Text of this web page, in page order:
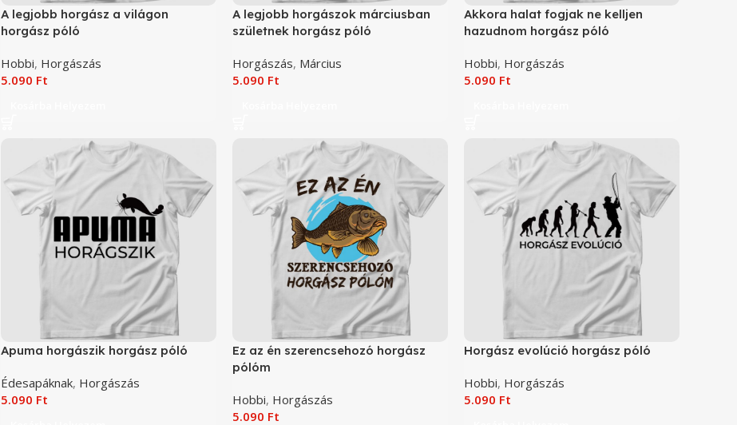
A legjobb horgász a világon
horgász póló
Hobbi, Horgászás
5.090 Ft
A legjobb horgászok márciusban
születnek horgász póló
Horgászás, Március
5.090 Ft
Akkora halat fogjak ne kelljen
hazudnom horgász póló
Hobbi, Horgászás
5.090 Ft
Apuma horgászik horgász póló
Édesapáknak, Horgászás
5.090 Ft
Ez az én szerencsehozó horgász
pólóm
Hobbi, Horgászás
5.090 Ft
Horgász evolúció horgász póló
Hobbi, Horgászás
5.090 Ft